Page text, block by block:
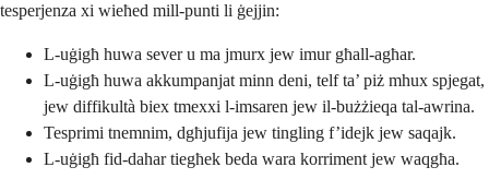
tesperjenza xi wieħed mill-punti li ġejjin:
L-uġigħ huwa sever u ma jmurx jew imur għall-agħar.
L-uġigħ huwa akkumpanjat minn deni, telf ta’ piż mhux spjegat,
jew diffikultà biex tmexxi l-imsaren jew il-bużżieqa tal-awrina.
Tesprimi tnemnim, dgħjufija jew tingling f’idejk jew saqajk.
L-uġigħ fid-dahar tiegħek beda wara korriment jew waqgħa.